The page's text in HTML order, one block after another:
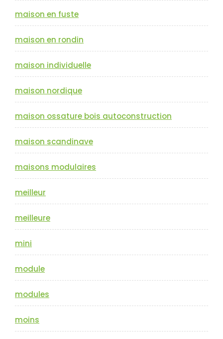
maison en fuste
maison en rondin
maison individuelle
maison nordique
maison ossature bois autoconstruction
maison scandinave
maisons modulaires
meilleur
meilleure
mini
module
modules
moins